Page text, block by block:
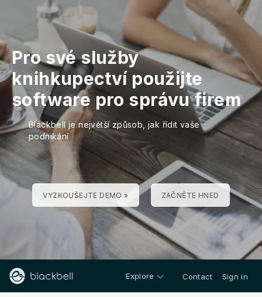
Pro své služby
knihkupectví použijte
software pro správu firem
Blackbell je největší způsob, jak řídit vaše
podnikání
VYZKOUŠEJTE DEMO » ZAČNĚTE HNED
Explore Contact Sign in